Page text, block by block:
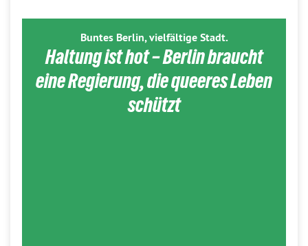
Buntes Berlin, vielfältige Stadt.
Haltung ist hot – Berlin braucht
eine Regierung, die queeres Leben
schützt